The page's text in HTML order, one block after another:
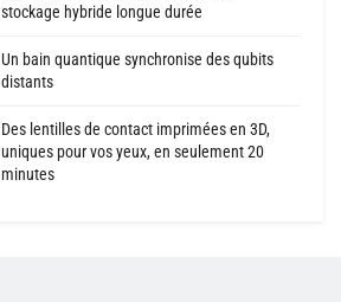
stockage hybride longue durée
Un bain quantique synchronise des qubits
distants
Des lentilles de contact imprimées en 3D,
uniques pour vos yeux, en seulement 20
minutes